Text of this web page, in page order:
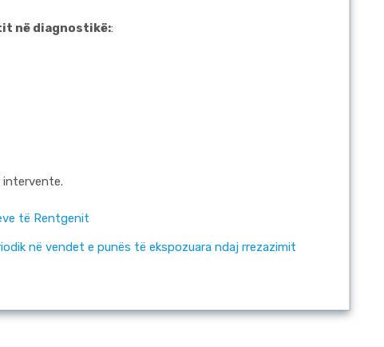
në diagnostikë::
intervente.
të Rentgenit
në vendet e punës të ekspozuara ndaj rrezazimit